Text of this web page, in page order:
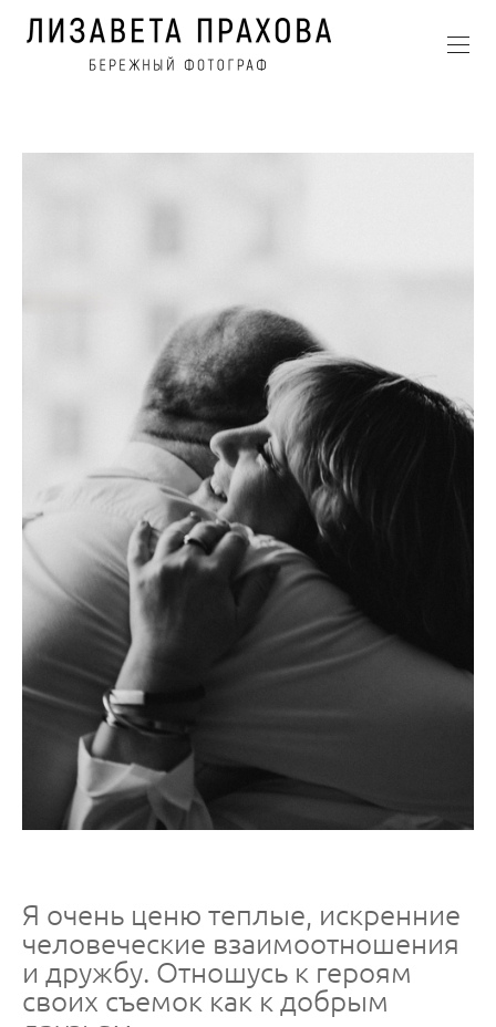
Я очень ценю теплые, искренние
человеческие взаимоотношения
и дружбу. Отношусь к героям
своих съемок как к добрым